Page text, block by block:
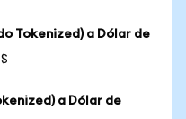
Tokenized) a Dólar de
a Dólar de